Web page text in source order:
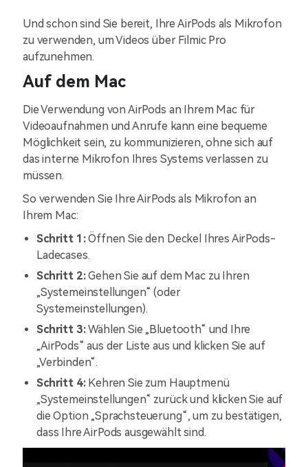
Und schon sind Sie bereit, Ihre AirPods als Mikrofon
zu verwenden, um Videos über Filmic Pro
aufzunehmen.
Auf dem Mac
Die Verwendung von AirPods an Ihrem Mac für
Videoaufnahmen und Anrufe kann eine bequeme
Möglichkeit sein, zu kommunizieren, ohne sich auf
das interne Mikrofon Ihres Systems verlassen zu
müssen.
So verwenden Sie Ihre AirPods als Mikrofon an
Ihrem Mac:
Schritt 1:Öffnen Sie den Deckel Ihres AirPods-
Ladecases.
Schritt 2:Gehen Sie auf dem Mac zu Ihren
„Systemeinstellungen“ (oder
Systemeinstellungen).
Schritt 3:Wählen Sie „Bluetooth“ und Ihre
„AirPods“ aus der Liste aus und klicken Sie auf
„Verbinden“.
Schritt 4:Kehren Sie zum Hauptmenü
„Systemeinstellungen“ zurück und klicken Sie auf
die Option „Sprachsteuerung“, um zu bestätigen,
dass Ihre AirPods ausgewählt sind.